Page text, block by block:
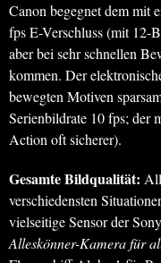
Canon begegnet dem mit
fps E-Verschluss (mit 12-
aber bei sehr schnellen
kommen. Der
bewegten Motiven
Serienbildrate 10 fps; der
Action oft sicherer).
Gesamte Bildqualität:
verschiedensten
vielseitige Sensor der
Alleskönner-Kamera für